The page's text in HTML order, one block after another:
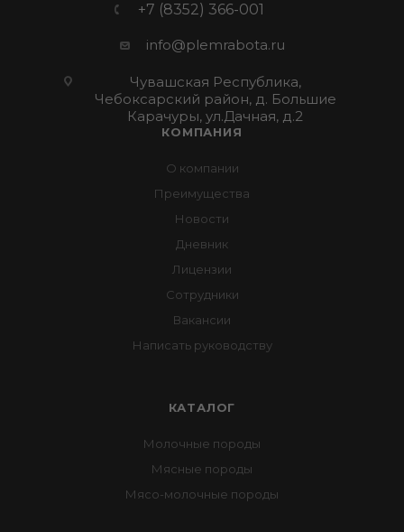
+7 (8352) 366-001
info@plemrabota.ru
Чувашская Республика,
Чебоксарский район, д. Большие
Карачуры, ул.Дачная, д.2
КОМПАНИЯ
О компании
Преимущества
Новости
Дневник
Лицензии
Сотрудники
Вакансии
Написать руководству
КАТАЛОГ
Молочные породы
Мясные породы
Мясо-молочные породы